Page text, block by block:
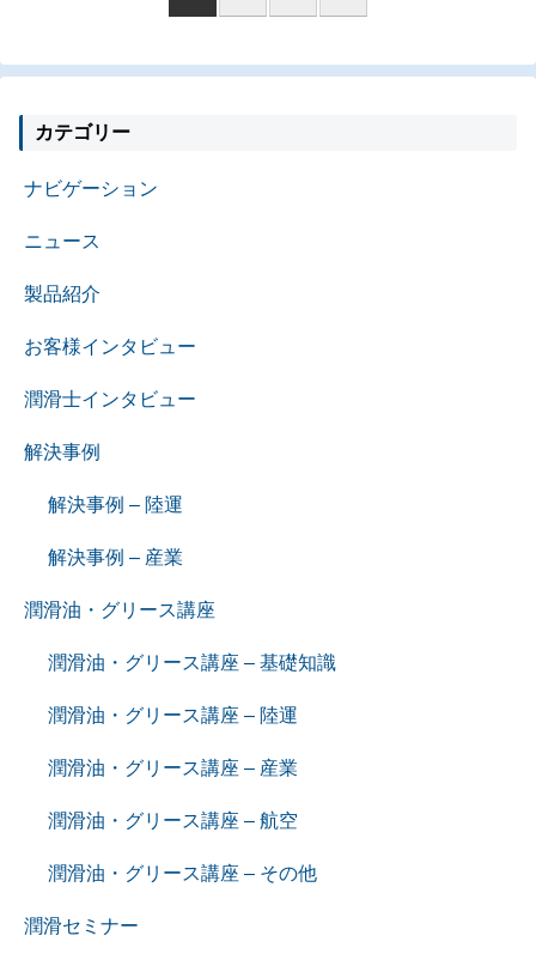
カテゴリー
ナビゲーション
ニュース
製品紹介
お客様インタビュー
潤滑士インタビュー
解決事例
解決事例 – 陸運
解決事例 – 産業
潤滑油・グリース講座
潤滑油・グリース講座 – 基礎知識
潤滑油・グリース講座 – 陸運
潤滑油・グリース講座 – 産業
潤滑油・グリース講座 – 航空
潤滑油・グリース講座 – その他
潤滑セミナー